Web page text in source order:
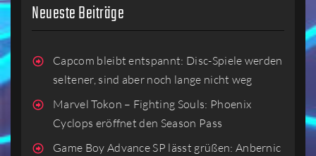
Neueste Beiträge
Capcom bleibt entspannt: Disc-Spiele werden
seltener, sind aber noch lange nicht weg
Marvel Tokon – Fighting Souls: Phoenix
Cyclops eröffnet den Season Pass
Game Boy Advance SP lässt grüßen: Anbernic